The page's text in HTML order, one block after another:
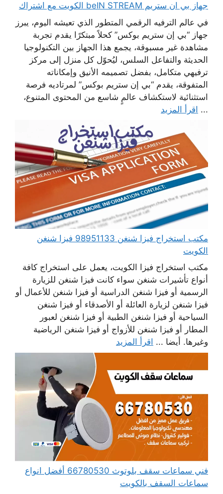
جهاز بي ان ستريم beIN STREAM الكويت مع اشتراك
في عالم الترفيه الرقمي المتطور الذي تعيشه اليوم، يبرز
جهاز “بي إن ستريم بوكس” كحلاً مبتكرًا يقدم تجربة
مشاهدة غير مسبوقة، يجمع هذا الجهاز بين التكنولوجيا
الحديثة والتفاعل السلس، ليُحوّل كل منزل إلى مركز
ترفيهي متكامل، بفضل تصميمه الأنيق وإمكاناته
المتفوقة، يقدم “بي إن ستريم بوكس” لمرتاديه فرصة
استثنائية لاستكشاف عالمٍ شاسع من المحتوى المتنوع،
... اقرأ المزيد
مكتب استخراج فيزا شنغن 98951133 فيزا شنغن
الكويت
مكتب استخراج فيزا الكويت، يعمل على استخراج كافة
أنواع تأشيرات شنغن سواء كانت فيزا شنغن للزيارة
الرسمية أو فيزا شنغن الدراسية أو فيزا شنغن للأعمال أو
فيزا شنغن لزيارة العائلة أو الأصدقاء أو فيزا شنغن
السياحية أو فيزا شنغن الطبية أو فيزا شنغن لعبور
المطار أو فيزا شنغن للأزواج أو فيزا شنغن الرياضية
وغيرها. أيضا ... اقرأ المزيد
فني سماعات سقف بلوتوث 66780530 أفضل انواع
سماعات السقف بالكويت